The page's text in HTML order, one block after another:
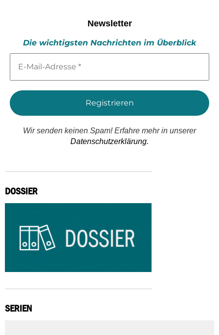
Newsletter
Die wichtigsten Nachrichten im Überblick
Mail-
*
Wir senden keinen Spam! Erfahre mehr in unserer
Datenschutzerklärung.
DOSSIER
SERIEN